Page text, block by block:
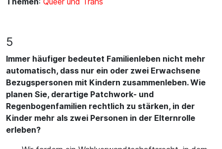
5
Immer häufiger bedeutet Familienleben nicht mehr
automatisch, dass nur ein oder zwei Erwachsene
Bezugspersonen mit Kindern zusammenleben. Wie
planen Sie, derartige Patchwork- und
Regenbogenfamilien rechtlich zu stärken, in der
Kinder mehr als zwei Personen in der Elternrolle
erleben?